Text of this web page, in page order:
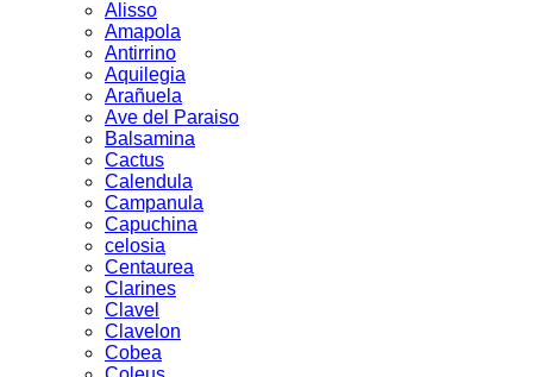
Alisso
Amapola
Antirrino
Aquilegia
Arañuela
Ave del Paraiso
Balsamina
Cactus
Calendula
Campanula
Capuchina
celosia
Centaurea
Clarines
Clavel
Clavelon
Cobea